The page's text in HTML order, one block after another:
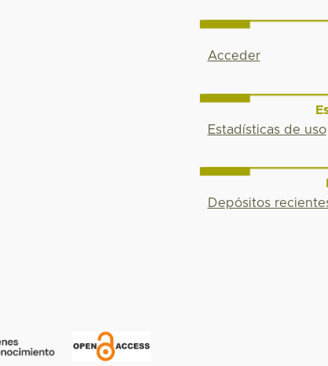
Acceder
Estadísticas de uso
Depósitos